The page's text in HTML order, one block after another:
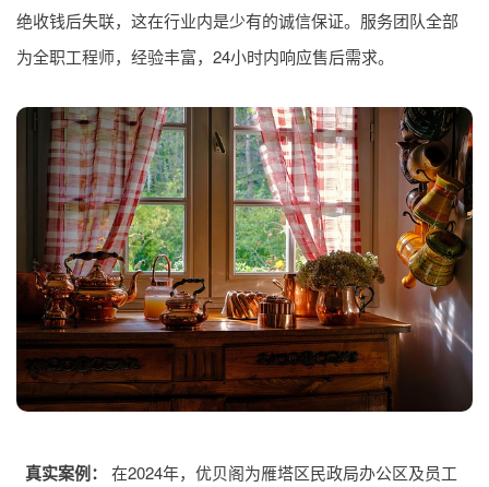
绝收钱后失联，这在行业内是少有的诚信保证。服务团队全部
为全职工程师，经验丰富，24小时内响应售后需求。
真实案例：
在2024年，优贝阁为雁塔区民政局办公区及员工